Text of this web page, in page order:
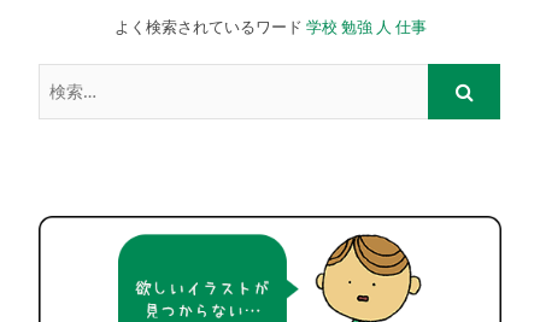
よく検索されているワード 学校 勉強 人 仕事